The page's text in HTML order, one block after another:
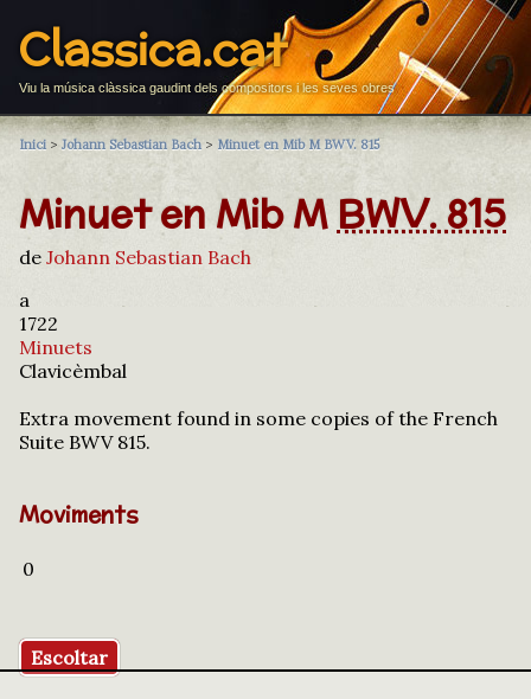
Classica.cat
Viu la música clàssica gaudint dels compositors i les seves obres
Inici > Johann Sebastian Bach > Minuet en Mib M BWV. 815
Minuet en Mib M BWV. 815
de Johann Sebastian Bach
a
1722
Minuets
Clavicèmbal
Extra movement found in some copies of the French
Suite BWV 815.
Moviments
0
Escoltar